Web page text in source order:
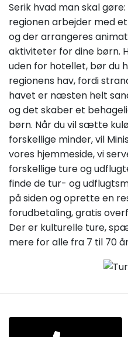
Serik hvad man skal
regionen arbejder med
og der arrangeres
aktiviteter for dine børn.
uden for hotellet, bør du
regionens hav, fordi
havet er næsten helt
og det skaber et
børn. Når du vil sætte
forskellige minder, vil
vores hjemmeside, vi
forskellige ture og
finde de tur- og
på siden og oprette en
forudbetaling, gratis
Der er kulturelle ture,
mere for alle fra 7 til 70